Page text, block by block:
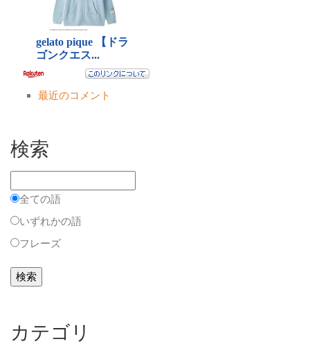
最近のコメント
検索
全ての語
いずれかの語
フレーズ
カテゴリ